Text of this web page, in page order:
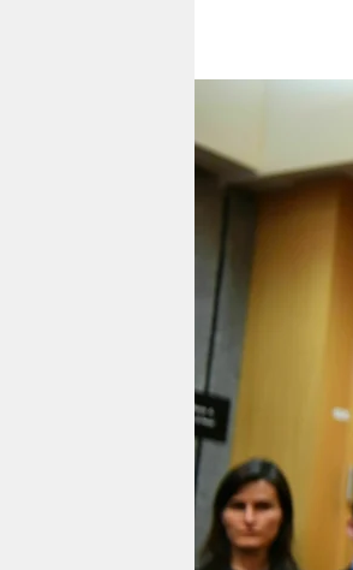
nord
wahrheit
verlag
veranstaltungen
shop
unterstützen
abo
genossenschaft